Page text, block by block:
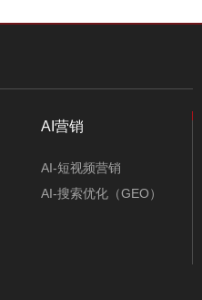
何内容
AI营销
AI-短视频营销
AI-搜索优化（GEO）